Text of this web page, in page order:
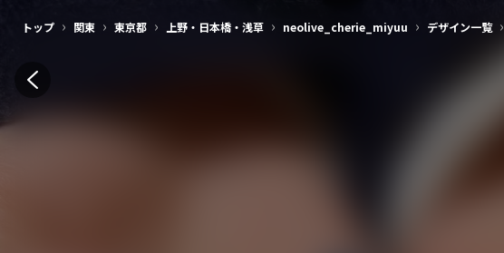
トップ › 関東 › 東京都 › 上野・日本橋・浅草 › neolive_cherie_miyuu › デザイン一覧 ›